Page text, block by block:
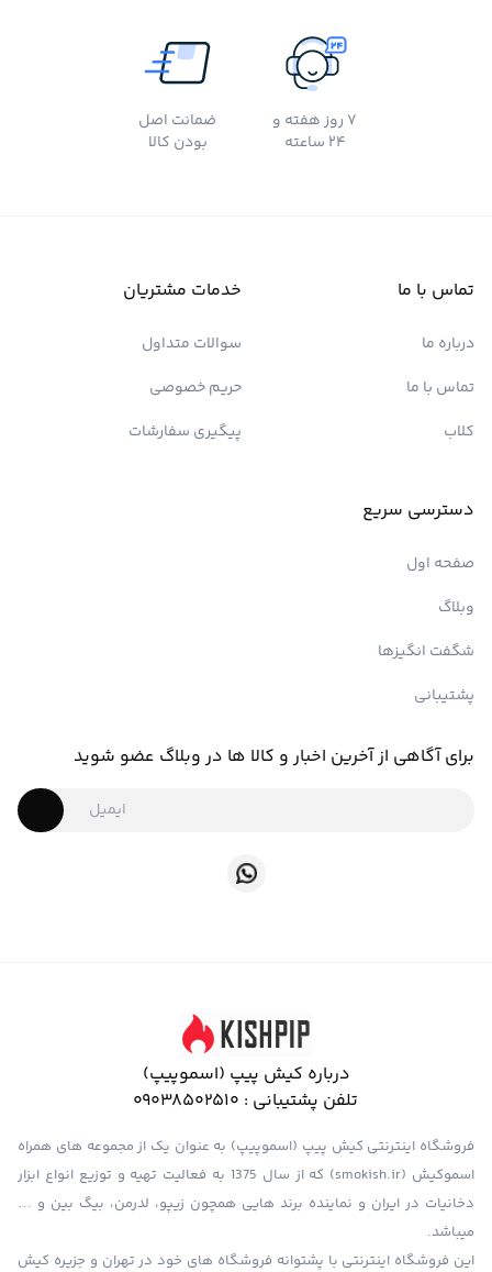
7 روز هفته و
24 ساعته
ضمانت اصل
بودن کالا
تماس با ما
درباره ما
تماس با ما
کلاب
خدمات مشتریان
سوالات متداول
حریم خصوصی
پیگیری سفارشات
دسترسی سریع
صفحه اول
وبلاگ
شگفت انگیزها
پشتیبانی
برای آگاهی از آخرین اخبار و کالا ها در وبلاگ عضو شوید
درباره کیش پیپ (اسموپیپ)
تلفن پشتیبانی : 09038502510
فروشگاه اینترنتی کیش پیپ (اسموپیپ) به عنوان یک از مجموعه های همراه
اسموکیش (smokish.ir) که از سال 1375 به فعالیت تهیه و توزیع انواع ابزار
دخانیات در ایران و نماینده برند هایی همچون زیپو، لدرمن، بیگ بین و …
میباشد.
این فروشگاه اینترنتی با پشتوانه فروشگاه های خود در تهران و جزیره کیش